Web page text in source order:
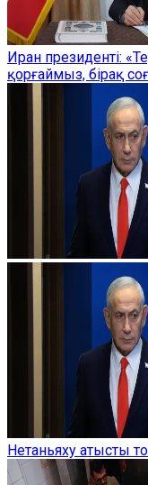
Иран президенті:
қорғаймыз, бірақ
Нетаньяху атысты